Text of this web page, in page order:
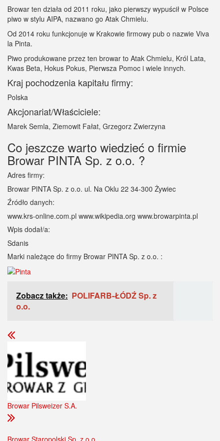
Browar ten działa od 2011 roku, jako pierwszy wypuścił w Polsce
piwo w stylu AIPA, nazwano go Atak Chmielu.
Od 2014 roku funkcjonuje w Krakowie firmowy pub o nazwie Viva
la Pinta.
Piwo produkowane przez ten browar to Atak Chmielu, Król Lata,
Kwas Beta, Hokus Pokus, Pierwsza Pomoc i wiele innych.
Kraj pochodzenia kapitału firmy:
Polska
Akcjonariat/Właściciele:
Marek Semla, Ziemowit Fałat, Grzegorz Zwierzyna
Co jeszcze warto wiedzieć o firmie
Browar PINTA Sp. z o.o. ?
Adres firmy:
Browar PINTA Sp. z o.o. ul. Na Oklu 22 34-300 Żywiec
Źródło danych:
www.krs-online.com.pl www.wikipedia.org www.browarpinta.pl
Wpis dodał/a:
Sdanis
Marki należące do firmy Browar PINTA Sp. z o.o. :
Zobacz także: POLIFARB-ŁÓDŹ Sp. z
o.o.
Browar Pilsweizer S.A.
Browar Staropolski Sp. z o.o.